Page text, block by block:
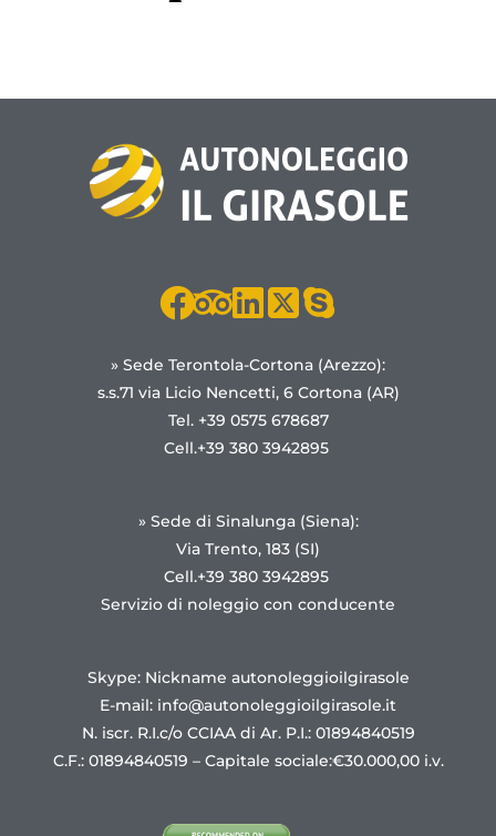
» Sede Terontola-Cortona (Arezzo):
s.s.71 via Licio Nencetti, 6 Cortona (AR)
Tel. +39 0575 678687
Cell.+39 380 3942895
» Sede di Sinalunga (Siena):
Via Trento, 183 (SI)
Cell.+39 380 3942895
Servizio di noleggio con conducente
Skype: Nickname autonoleggioilgirasole
E-mail: info@autonoleggioilgirasole.it
N. iscr. R.I.c/o CCIAA di Ar. P.I.: 01894840519
C.F.: 01894840519 – Capitale sociale:€30.000,00 i.v.